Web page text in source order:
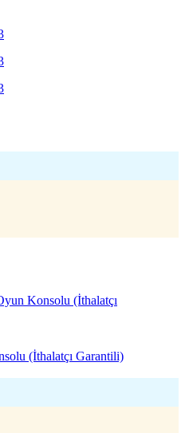
(İthalatçı Garantili)